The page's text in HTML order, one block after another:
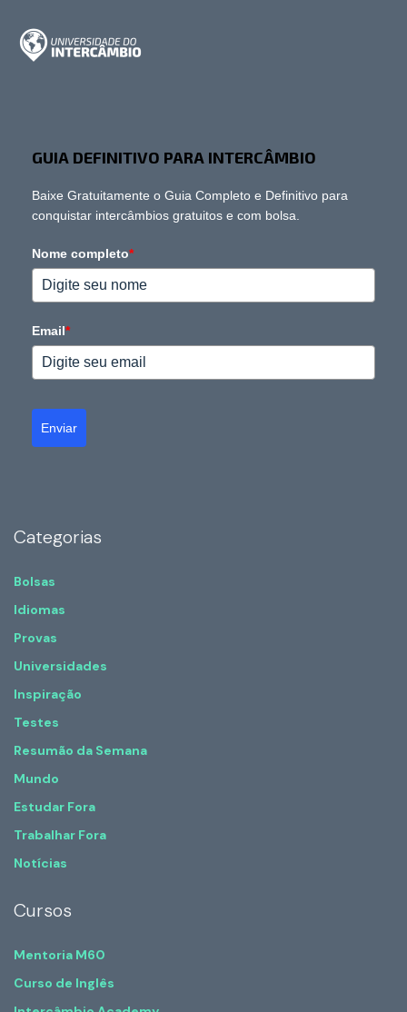
GUIA DEFINITIVO PARA INTERCÂMBIO
Baixe Gratuitamente o Guia Completo e Definitivo para
conquistar intercâmbios gratuitos e com bolsa.
Nome completo*
Email*
Enviar
Categorias
Bolsas
Idiomas
Provas
Universidades
Inspiração
Testes
Resumão da Semana
Mundo
Estudar Fora
Trabalhar Fora
Notícias
Cursos
Mentoria M60
Curso de Inglês